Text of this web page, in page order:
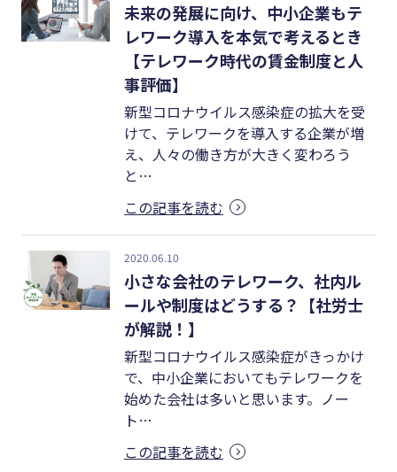
未来の発展に向け、中小企業もテ
レワーク導入を本気で考えるとき
【テレワーク時代の賃金制度と人
事評価】
新型コロナウイルス感染症の拡大を受
けて、テレワークを導入する企業が増
え、人々の働き方が大きく変わろう
と…
この記事を読む
2020.06.10
小さな会社のテレワーク、社内ル
ールや制度はどうする？【社労士
が解説！】
新型コロナウイルス感染症がきっかけ
で、中小企業においてもテレワークを
始めた会社は多いと思います。ノー
ト…
この記事を読む